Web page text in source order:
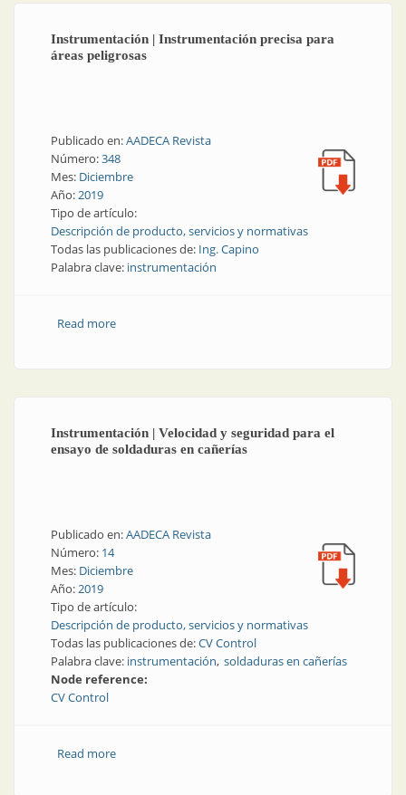
Instrumentación | Instrumentación precisa para
áreas peligrosas
Publicado en:AADECA Revista
Número:348
Mes: Diciembre
Año:2019
Tipo de artículo:
Descripción de producto, servicios y normativas
Todas las publicaciones de: Ing. Capino
Palabra clave: instrumentación
Read moreabout Instrumentación | Instrumentación precisa
Instrumentación | Velocidad y seguridad para el
ensayo de soldaduras en cañerías
Publicado en:AADECA Revista
Número: 14
Mes: Diciembre
Año:2019
Tipo de artículo:
Descripción de producto, servicios y normativas
Todas las publicaciones de:CV Control
Palabra clave: instrumentación soldaduras en cañerías
Node reference:
CV Control
Read moreabout Instrumentación | Velocidad y seguridad para